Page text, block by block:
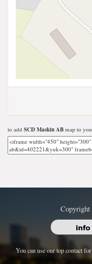
to add SCD Maskin AB map to
Copyright
You can use our top contact